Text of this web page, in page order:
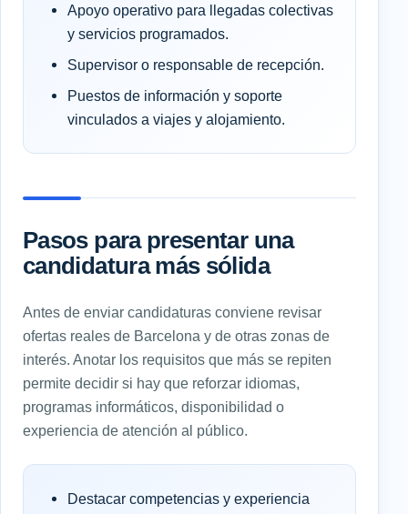
Apoyo operativo para llegadas colectivas
y servicios programados.
Supervisor o responsable de recepción.
Puestos de información y soporte
vinculados a viajes y alojamiento.
Pasos para presentar una
candidatura más sólida
Antes de enviar candidaturas conviene revisar
ofertas reales de Barcelona y de otras zonas de
interés. Anotar los requisitos que más se repiten
permite decidir si hay que reforzar idiomas,
programas informáticos, disponibilidad o
experiencia de atención al público.
Destacar competencias y experiencia